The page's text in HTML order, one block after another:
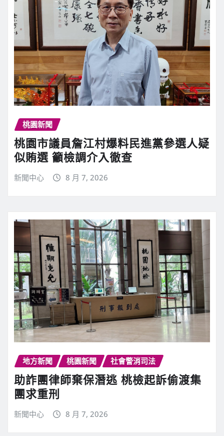
桃園新聞
桃園市議員詹江村爆料民進黨參選人疑
似賄選 籲檢調介入徹查
新聞中心 8 月 7, 2026
地方新聞 桃園新聞 社會警消司法
助詐團律師棄保潛逃 桃檢起訴偷渡集
團求重刑
新聞中心 8 月 7, 2026